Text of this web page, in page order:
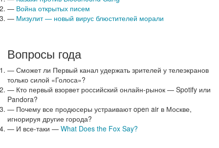
— Война открытых писем
— Мизулит — новый вирус блюстителей морали
Вопросы года
— Сможет ли Первый канал удержать зрителей у телеэкранов
только силой «Голоса»?
— Кто первый взорвет российский онлайн-рынок — Spotify или
Pandora?
— Почему все продюсеры устраивают open air в Москве,
игнорируя другие города?
— И все-таки — What Does the Fox Say?